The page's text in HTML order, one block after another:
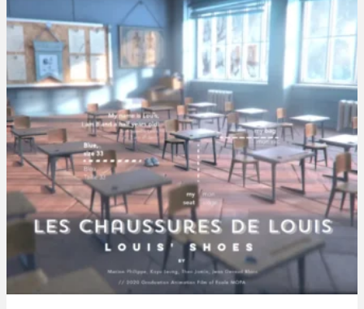
Thibaut Parent
9 décembre 2021